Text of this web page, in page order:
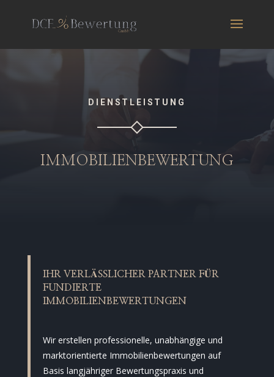
DIENSTLEISTUNG
IMMOBILIENBEWERTUNG
IHR VERLÄSSLICHER PARTNER FÜR
FUNDIERTE
IMMOBILIENBEWERTUNGEN
Wir erstellen professionelle, unabhängige und
marktorientierte Immobilienbewertungen auf
Basis langjähriger Bewertungspraxis und